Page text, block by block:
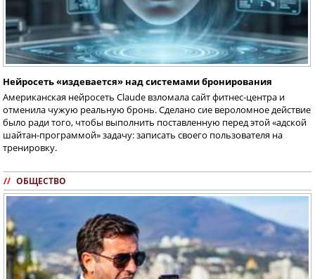
Нейросеть «издевается» над системами бронирования
Американская нейросеть Claude взломала сайт фитнес-центра и
отменила чужую реальную бронь. Сделано сие вероломное действие
было ради того, чтобы выполнить поставленную перед этой «адской
шайтан-программой» задачу: записать своего пользователя на
тренировку.
// ОБЩЕСТВО